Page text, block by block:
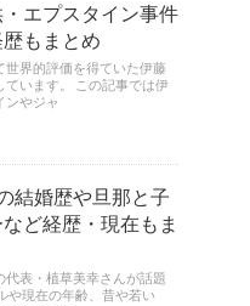
エプスタイン事件
もまとめ
世界的評価を得ていた伊藤
います。 この記事では伊
ンやジャ
結婚歴や旦那と子
ど経歴・現在もま
表・植草美幸さんが話題
や現在の年齢、昔や若い